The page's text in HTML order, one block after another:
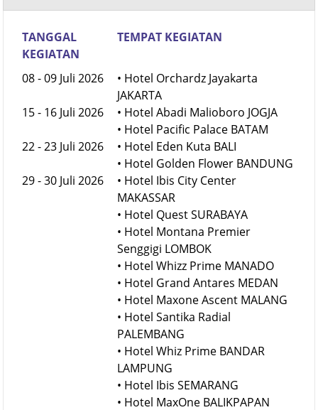
TANGGAL
KEGIATAN
TEMPAT KEGIATAN
08 - 09 Juli 2026
15 - 16 Juli 2026
22 - 23 Juli 2026
29 - 30 Juli 2026
• Hotel Orchardz Jayakarta
JAKARTA
• Hotel Abadi Malioboro JOGJA
• Hotel Pacific Palace BATAM
• Hotel Eden Kuta BALI
• Hotel Golden Flower BANDUNG
• Hotel Ibis City Center
MAKASSAR
• Hotel Quest SURABAYA
• Hotel Montana Premier
Senggigi LOMBOK
• Hotel Whizz Prime MANADO
• Hotel Grand Antares MEDAN
• Hotel Maxone Ascent MALANG
• Hotel Santika Radial
PALEMBANG
• Hotel Whiz Prime BANDAR
LAMPUNG
• Hotel Ibis SEMARANG
• Hotel MaxOne BALIKPAPAN